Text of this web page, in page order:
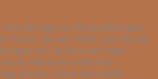
Abfolge von Körperübungen.
Praxis, die den Geist, den Körper
soll. Im Kern der Yoga-
Werk des indischen
Sutras“. Darin beschreibt